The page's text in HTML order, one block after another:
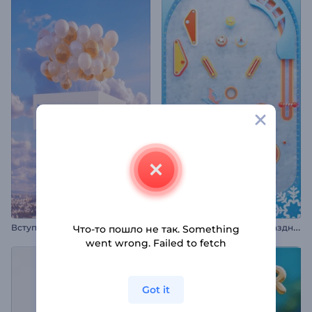
В
ступление к фильму «Парящие воздушные шары» Н
овогодняя заставка: Праздничный пинбол
Что-то пошло не так. Something
went wrong. Failed to fetch
Got it